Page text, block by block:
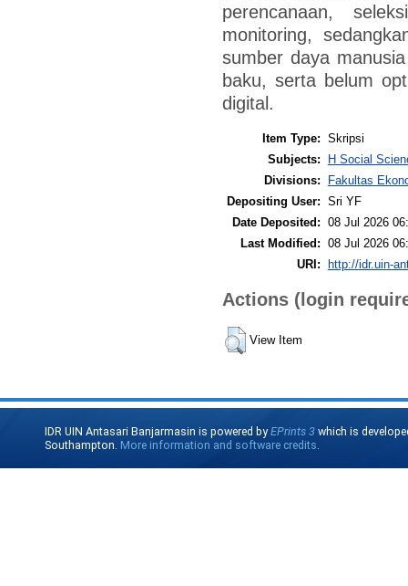
perencanaan,
monitoring,
sumber daya
baku, serta belum
digital.
Item Type: Skripsi
Subjects:
H Social
Divisions:
Fakultas
Depositing User: Sri YF
Date Deposited: 08 Jul 2026
Last Modified: 08 Jul 2026
URI: http://idr.uin-
Actions (login
View Item
IDR UIN Antasari Banjarmasin is powered byEPrints 3 which is
Southampton. More information and software credits.